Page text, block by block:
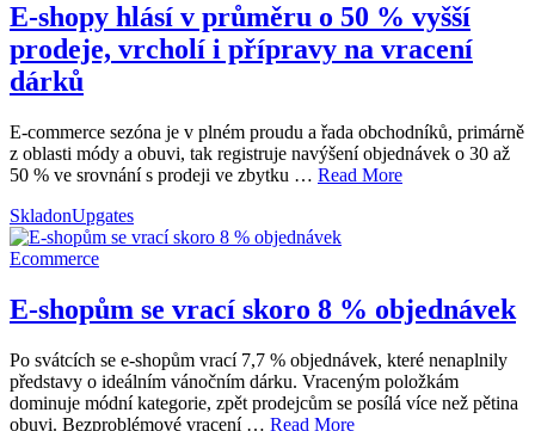
E-shopy hlásí v průměru o 50 % vyšší
prodeje, vrcholí i přípravy na vracení
dárků
E-commerce sezóna je v plném proudu a řada obchodníků, primárně
z oblasti módy a obuvi, tak registruje navýšení objednávek o 30 až
50 % ve srovnání s prodeji ve zbytku … Read More
SkladonUpgates
Ecommerce
E-shopům se vrací skoro 8 % objednávek
Po svátcích se e-shopům vrací 7,7 % objednávek, které nenaplnily
představy o ideálním vánočním dárku. Vraceným položkám
dominuje módní kategorie, zpět prodejcům se posílá více než pětina
obuvi. Bezproblémové vracení … Read More